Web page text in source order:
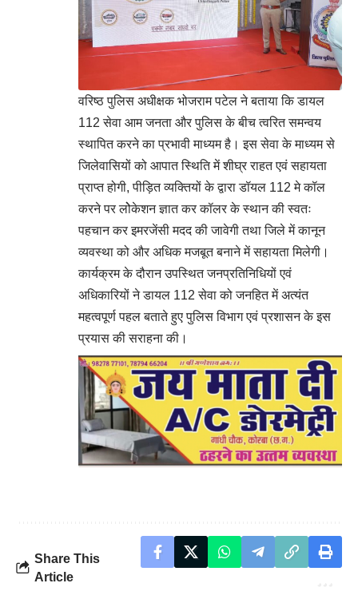
वरिष्ठ पुलिस अधीक्षक भोजराम पटेल ने बताया कि डायल
112 सेवा आम जनता और पुलिस के बीच त्वरित समन्वय
स्थापित करने का प्रभावी माध्यम है। इस सेवा के माध्यम से
जिलेवासियों को आपात स्थिति में शीघ्र राहत एवं सहायता
प्राप्त होगी, पीड़ित व्यक्तियों के द्वारा डॉयल 112 मे कॉल
करने पर लोेकेशन ज्ञात कर कॉलर के स्थान की स्वतः
पहचान कर इमरजेंसी मदद की जावेगी तथा जिले में कानून
व्यवस्था को और अधिक मजबूत बनाने में सहायता मिलेगी।
कार्यक्रम के दौरान उपस्थित जनप्रतिनिधियों एवं
अधिकारियों ने डायल 112 सेवा को जनहित में अत्यंत
महत्वपूर्ण पहल बताते हुए पुलिस विभाग एवं प्रशासन के इस
प्रयास की सराहना की।
Share This
Article